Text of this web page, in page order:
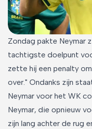
Zondag pakte Neymar
tachtigste doelpunt
zette hij een penalty
over." Ondanks zijn
Neymar voor het WK
Neymar, die opnieuw
zijn lang achter de rug